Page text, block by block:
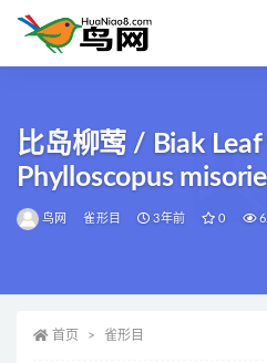
比岛柳莺 / Biak
Phylloscopus
鸟网 雀形目 3年前 0
首页 雀形目